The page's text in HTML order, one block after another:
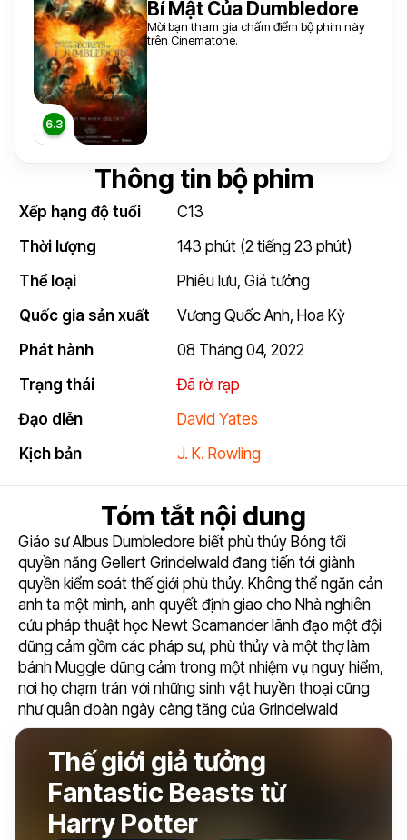
Thông tin bộ phim
Xếp hạng độ tuổi
C13
Thời lượng
143 phút (2 tiếng 23 phút)
Thể loại
Phiêu lưu, Giả tưởng
Quốc gia sản xuất
Vương Quốc Anh, Hoa Kỳ
Phát hành
08 Tháng 04, 2022
Trạng thái
Đã rời rạp
Đạo diễn
David Yates
Kịch bản
J. K. Rowling
Tóm tắt nội dung
Giáo sư Albus Dumbledore biết phù thủy Bóng tối
quyền năng Gellert Grindelwald đang tiến tới giành
quyền kiểm soát thế giới phù thủy. Không thể ngăn cản
anh ta một mình, anh quyết định giao cho Nhà nghiên
cứu pháp thuật học Newt Scamander lãnh đạo một đội
dũng cảm gồm các pháp sư, phù thủy và một thợ làm
bánh Muggle dũng cảm trong một nhiệm vụ nguy hiểm,
nơi họ chạm trán với những sinh vật huyền thoại cũng
như quân đoàn ngày càng tăng của Grindelwald
Thế giới giả tưởng
Fantastic Beasts từ
Harry Potter
Bí Mật Của Dumbledore
Mời bạn tham gia chấm điểm bộ phim này
trên Cinematone.